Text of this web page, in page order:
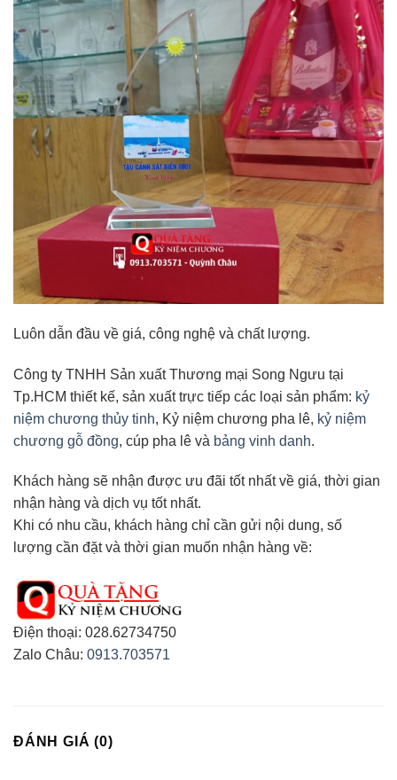
Luôn dẫn đầu về giá, công nghệ và chất lượng.
Công ty TNHH Sản xuất Thương mại Song Ngưu tại
Tp.HCM thiết kế, sản xuất trực tiếp các loại sản phẩm: kỷ
niệm chương thủy tinh, Kỷ niệm chương pha lê, kỷ niệm
chương gỗ đồng, cúp pha lê và bảng vinh danh.
Khách hàng sẽ nhận được ưu đãi tốt nhất về giá, thời gian
nhận hàng và dịch vụ tốt nhất.
Khi có nhu cầu, khách hàng chỉ cần gửi nội dung, số
lượng cần đặt và thời gian muốn nhận hàng về:
Điện thoại: 028.62734750
Zalo Châu: 0913.703571
ĐÁNH GIÁ (0)